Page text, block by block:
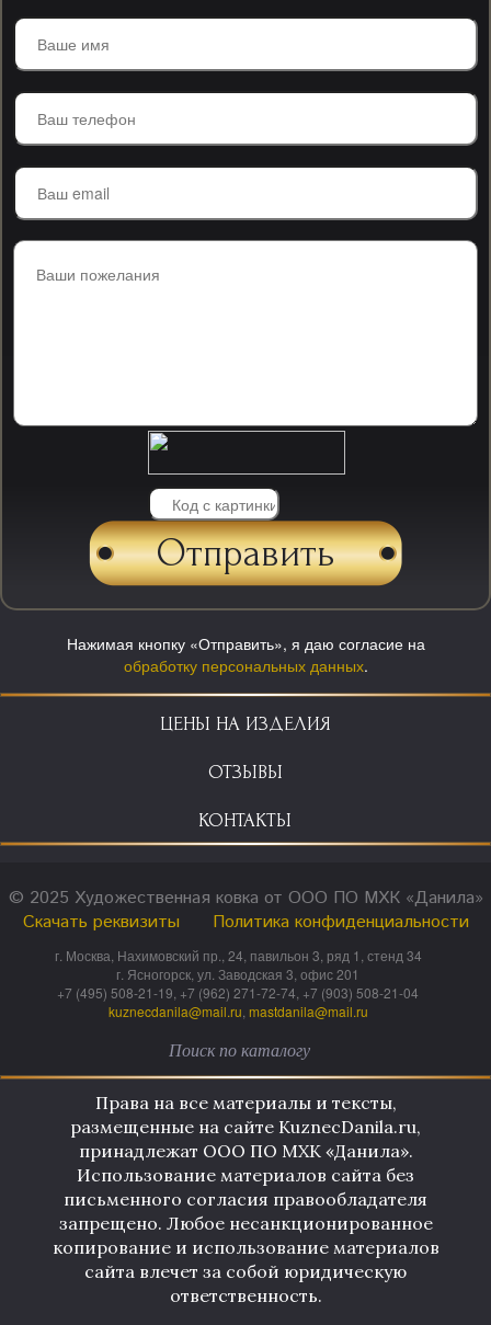
Нажимая кнопку «Отправить», я даю согласие на
обработку персональных данных.
ЦЕНЫ НА ИЗДЕЛИЯ
ОТЗЫВЫ
КОНТАКТЫ
© 2025 Художественная ковка от ООО ПО МХК «Данила»
Скачать реквизиты
Политика конфиденциальности
г. Москва, Нахимовский пр., 24, павильон 3, ряд 1, стенд 34
г. Ясногорск, ул. Заводская 3, офис 201
+7 (495) 508-21-19, +7 (962) 271-72-74, +7 (903) 508-21-04
kuznecdanila@mail.ru mastdanila@mail.ru
Права на все материалы и тексты,
размещенные на сайте KuznecDanila.ru,
принадлежат ООО ПО МХК «Данила».
Использование материалов сайта без
письменного согласия правообладателя
запрещено. Любое несанкционированное
копирование и использование материалов
сайта влечет за собой юридическую
ответственность.